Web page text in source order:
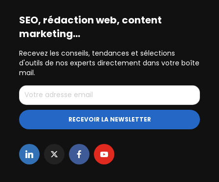
SEO, rédaction web, content
marketing…
Recevez les conseils, tendances et sélections
d'outils de nos experts directement dans votre boîte
mail.